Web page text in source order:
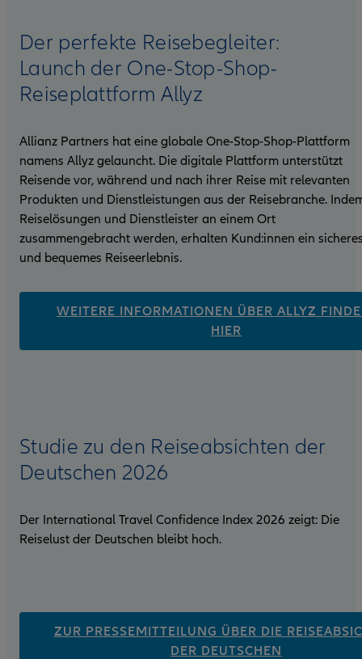
Der perfekte Reisebegleiter:
Launch der One-Stop-Shop-
Reiseplattform Allyz
Allianz Partners hat eine globale One-Stop-Shop-Plattform
namens Allyz gelauncht. Die digitale Plattform unterstützt
Reisende vor, während und nach ihrer Reise mit relevanten
Produkten und Dienstleistungen aus der Reisebranche.
Reiselösungen und Dienstleister an einem Ort
zusammengebracht werden, erhalten Kund:innen ein
und bequemes Reiseerlebnis.
WEITERE INFORMATIONEN ÜBER ALLYZ
HIER
Studie zu den Reiseabsichten der
Deutschen 2026
Der International Travel Confidence Index 2026 zeigt: Die
Reiselust der Deutschen bleibt hoch.
ZUR PRESSEMITTEILUNG ÜBER DIE
DER DEUTSCHEN